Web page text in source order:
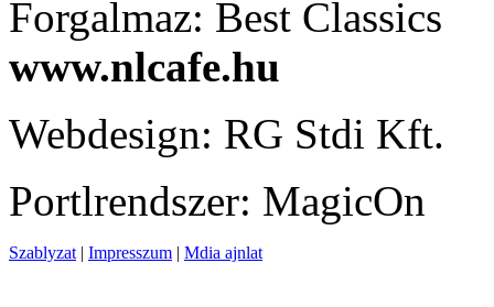
Forgalmaz: Best Classics
www.nlcafe.hu
Webdesign: RG Stdi Kft.
Portlrendszer: MagicOn
Szablyzat | Impresszum | Mdia ajnlat